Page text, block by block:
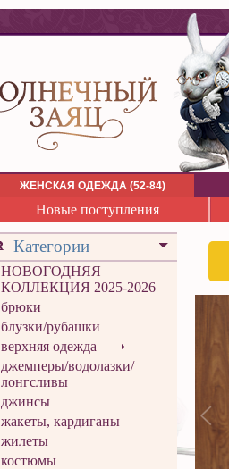
ЖЕНСКАЯ ОДЕЖДА (52-84)
Новые поступления
Категории
НОВОГОДНЯЯ
КОЛЛЕКЦИЯ 2025-2026
брюки
блузки/рубашки
верхняя одежда
джемперы/водолазки/
лонгсливы
джинсы
жакеты, кардиганы
жилеты
костюмы